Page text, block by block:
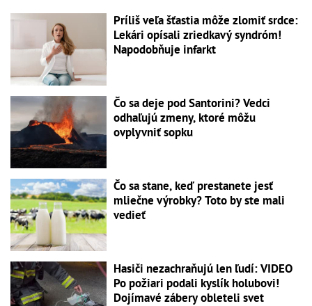
Príliš veľa šťastia môže zlomiť srdce:
Lekári opísali zriedkavý syndróm!
Napodobňuje infarkt
Čo sa deje pod Santorini? Vedci
odhaľujú zmeny, ktoré môžu
ovplyvniť sopku
Čo sa stane, keď prestanete jesť
mliečne výrobky? Toto by ste mali
vedieť
Hasiči nezachraňujú len ľudí: VIDEO
Po požiari podali kyslík holubovi!
Dojímavé zábery obleteli svet